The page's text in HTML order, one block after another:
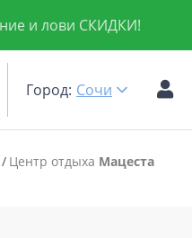
и лови СКИДКИ!
Город: Сочи
Центр отдыха Мацеста